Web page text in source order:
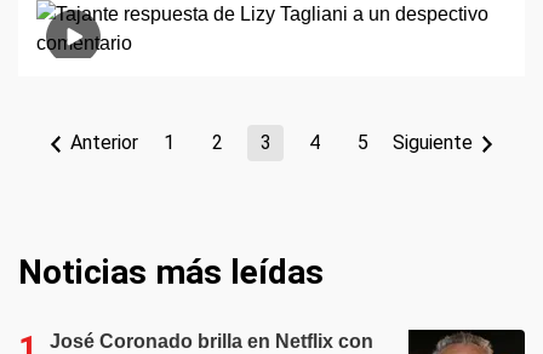
Anterior 1 2 3 4 5 Siguiente
Noticias más leídas
José Coronado brilla en Netflix con